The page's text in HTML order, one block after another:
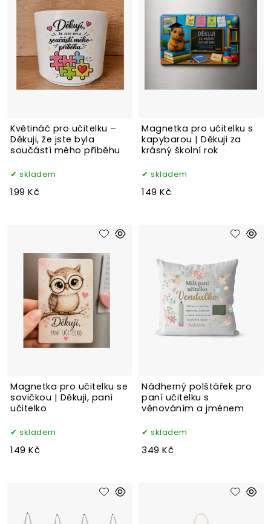
Květináč pro učitelku –
Děkuji, že jste byla
součástí mého příběhu
skladem
199 Kč
Magnetka pro učitelku s
kapybarou | Děkuji za
krásný školní rok
skladem
149 Kč
Magnetka pro učitelku se
sovičkou | Děkuji, paní
učitelko
skladem
149 Kč
Nádherný polštářek pro
paní učitelku s
věnováním a jménem
skladem
349 Kč